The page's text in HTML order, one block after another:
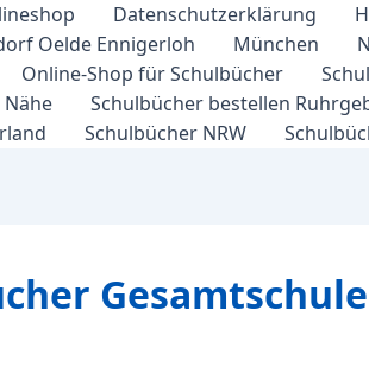
Datenschutzerklärung
Oelde Ennigerloh München
Online-Shop für Schulbücher
Schulbücher bestellen
Schulbücher NRW
Gesamtschule